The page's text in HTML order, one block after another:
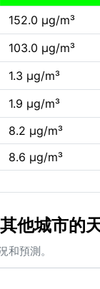
152.0 µg/m³
103.0 µg/m³
1.3 µg/m³
1.9 µg/m³
8.2 µg/m³
8.6 µg/m³
他城市的
預測。